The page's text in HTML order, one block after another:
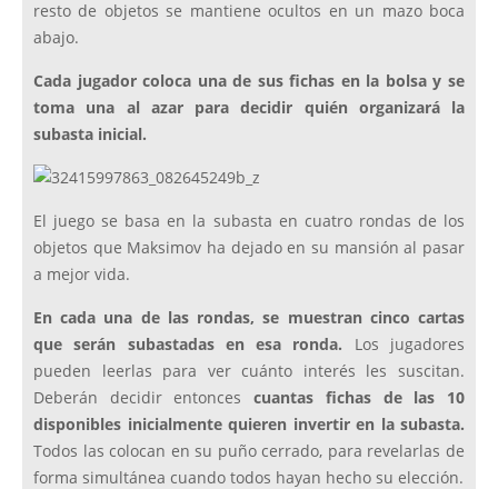
resto de objetos se mantiene ocultos en un mazo boca
abajo.
Cada jugador coloca una de sus fichas en la bolsa y se
toma una al azar para decidir quién organizará la
subasta inicial.
El juego se basa en la subasta en cuatro rondas de los
objetos que Maksimov ha dejado en su mansión al pasar
a mejor vida.
En cada una de las rondas, se muestran cinco cartas
que serán subastadas en esa ronda. Los jugadores
pueden leerlas para ver cuánto interés les suscitan.
Deberán decidir entoncescuantas fichas de las 10
disponibles inicialmente quieren invertir en la subasta.
Todos las colocan en su puño cerrado, para revelarlas de
forma simultánea cuando todos hayan hecho su elección.